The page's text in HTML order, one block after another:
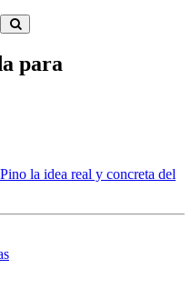
para
la idea real y concreta del